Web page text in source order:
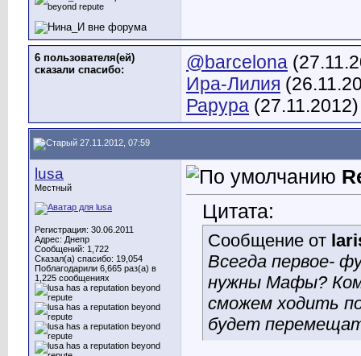
6 пользователя(ей)
сказали cпасибо:
@barcelona
Ира-Лилия
Рарура (27.11.2012)
27.11.2012, 07:59
lusa
Местный
Регистрация: 30.06.2011
Адрес: Днепр
Сообщений: 1,722
Сказал(а) спасибо: 19,054
Поблагодарили 6,665 раз(а) в
1,225 сообщениях
Цитата:
Сообщение от
Всегда первое-
нужны Мафы?
сможем ходить
будет